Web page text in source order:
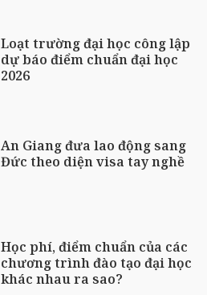
Loạt trường đại học công lập
dự báo điểm chuẩn đại học
2026
An Giang đưa lao động sang
Đức theo diện visa tay nghề
Học phí, điểm chuẩn của các
chương trình đào tạo đại học
khác nhau ra sao?